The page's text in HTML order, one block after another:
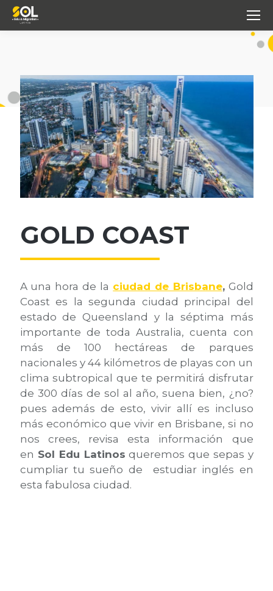
GOLD COAST
A una hora de la ciudad de Brisbane,Gold
Coast es la segunda ciudad principal del
estado de Queensland y la séptima más
importante de toda Australia, cuenta con
más de 100 hectáreas de parques
nacionales y 44 kilómetros de playas con un
clima subtropical que te permitirá disfrutar
de 300 días de sol al año, suena bien, ¿no?
pues además de esto, vivir allí es incluso
más económico que vivir en Brisbane, si no
nos crees, revisa esta información que
en Sol Edu Latinos queremos que sepas y
cumpliar tu sueño de estudiar inglés en
esta fabulosa ciudad.